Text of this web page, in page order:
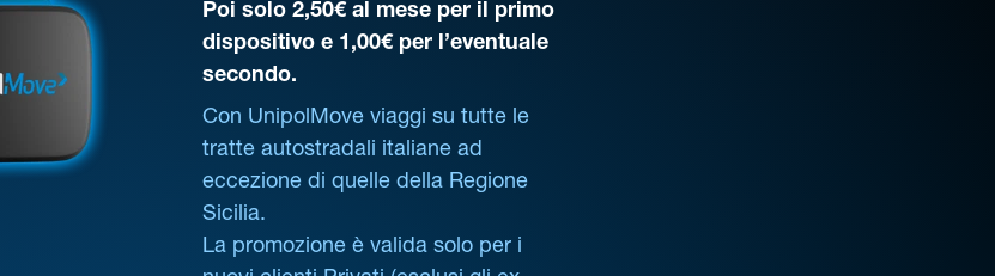
Poi solo 2,50€ al mese per il primo
dispositivo e 1,00€ per l’eventuale
secondo.
Con UnipolMove viaggi su tutte le
tratte autostradali italiane ad
eccezione di quelle della Regione
Sicilia.
La promozione è valida solo per i